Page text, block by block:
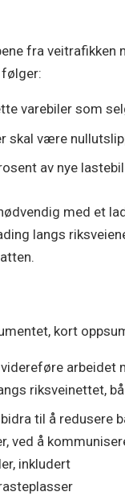
fra
varebiler som
skal være
av nye
med et
langs
kort
riksveinettet,
til å redusere
ved å
inkludert